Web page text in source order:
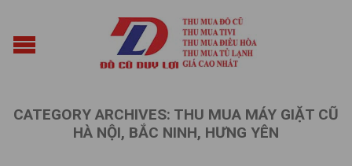
CATEGORY ARCHIVES: THU MUA MÁY GIẶT CŨ
HÀ NỘI, BẮC NINH, HƯNG YÊN